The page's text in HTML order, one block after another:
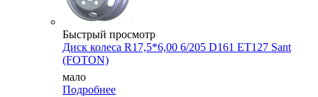
Быстрый просмотр
Диск колеса R17,5*6,00 6/205 D161 ET127 Sant
(FOTON)
мало
Подробнее